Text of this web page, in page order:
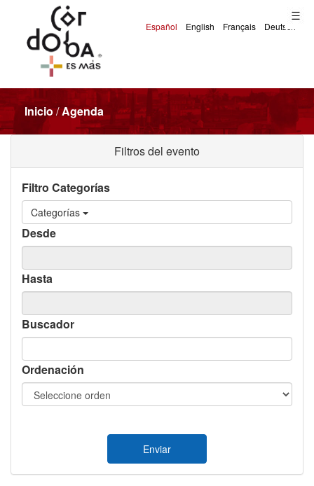
Inicio/Agenda
Filtros del evento
Filtro Categorías
Categorías
Desde
Hasta
Buscador
Ordenación